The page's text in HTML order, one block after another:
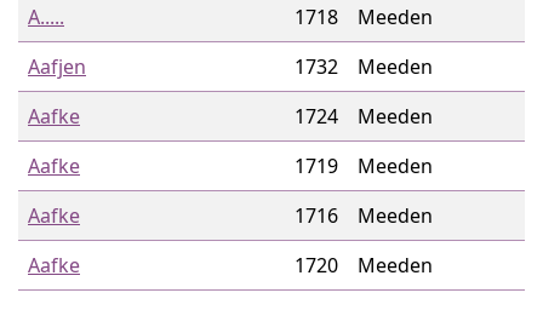
A.....
1718
Meeden
Aafjen
1732
Meeden
Aafke
1724
Meeden
Aafke
1719
Meeden
Aafke
1716
Meeden
Aafke
1720 Meeden